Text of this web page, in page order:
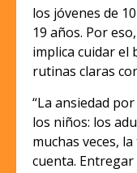
los jóvenes de
19 años. Por
implica cuidar el
rutinas claras
“La ansiedad
los niños: los
muchas veces,
cuenta.